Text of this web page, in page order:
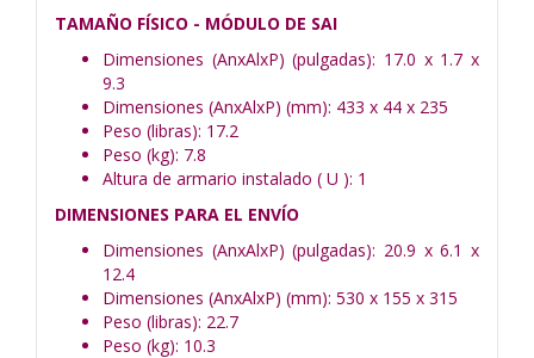
TAMAÑO FÍSICO - MÓDULO DE SAI
Dimensiones (AnxAlxP) (pulgadas): 17.0 x 1.7 x
9.3
Dimensiones (AnxAlxP) (mm): 433 x 44 x 235
Peso (libras): 17.2
Peso (kg): 7.8
Altura de armario instalado ( U ): 1
DIMENSIONES PARA EL ENVÍO
Dimensiones (AnxAlxP) (pulgadas): 20.9 x 6.1 x
12.4
Dimensiones (AnxAlxP) (mm): 530 x 155 x 315
Peso (libras): 22.7
Peso (kg): 10.3